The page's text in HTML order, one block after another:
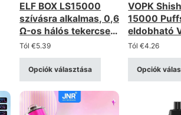
ELF BOX LS15000
szívásra alkalmas, 0,6
Ω-os hálós tekercses
eldobható e-cigi –
Type-C-s töltéssel
újratölthető (0–5%
erősség)
Tól€5.39
Opciók választása
VOPK
15000
eldobható
0.6Ω Mesh
újratölthető
Tól€4.26
Opciók